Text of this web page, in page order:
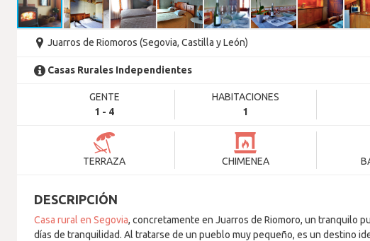
Juarros de Riomoros (Segovia, Castilla y León)
Casas Rurales Independientes
GENTE
1 - 4
HABITACIONES
1
TERRAZA CHIMENEA
DESCRIPCIÓN
Casa rural en Segovia, concretamente en Juarros de Riomoro, un tranquilo
días de tranquilidad. Al tratarse de un pueblo muy pequeño, es un destino